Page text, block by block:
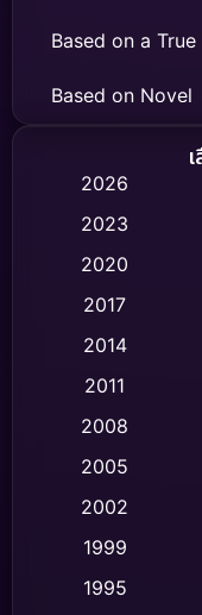
Based on a True
Based on Novel
Biography ชีวิตจ
Classic หนังคลาส
Comedy ตลก
Crime อาชญากรร
Cult Film
Dance เต้น
2026
2023
2020
2017
2014
2011
2008
2005
2002
1999
1995